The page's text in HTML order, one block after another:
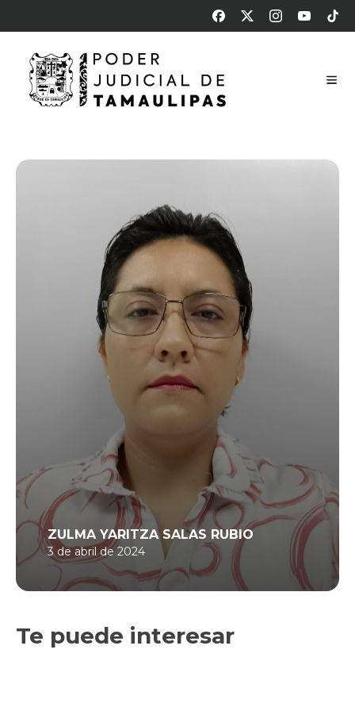
ZULMA YARITZA SALAS RUBIO
3 de abril de 2024
Te puede interesar